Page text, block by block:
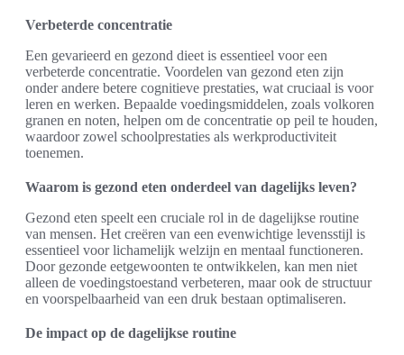
Verbeterde concentratie
Een gevarieerd en gezond dieet is essentieel voor een
verbeterde concentratie. Voordelen van gezond eten zijn
onder andere betere cognitieve prestaties, wat cruciaal is voor
leren en werken. Bepaalde voedingsmiddelen, zoals volkoren
granen en noten, helpen om de concentratie op peil te houden,
waardoor zowel schoolprestaties als werkproductiviteit
toenemen.
Waarom is gezond eten onderdeel van dagelijks leven?
Gezond eten speelt een cruciale rol in de dagelijkse routine
van mensen. Het creëren van een evenwichtige levensstijl is
essentieel voor lichamelijk welzijn en mentaal functioneren.
Door gezonde eetgewoonten te ontwikkelen, kan men niet
alleen de voedingstoestand verbeteren, maar ook de structuur
en voorspelbaarheid van een druk bestaan optimaliseren.
De impact op de dagelijkse routine